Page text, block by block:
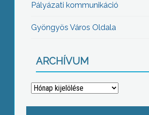
Pályázati kommunikáció
Gyöngyös Város Oldala
ARCHÍVUM
Archívum